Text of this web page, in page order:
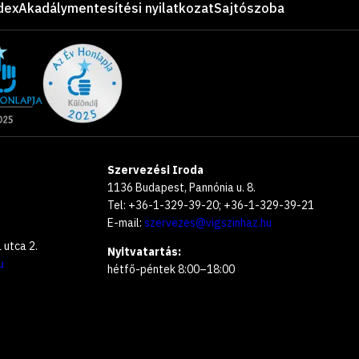
Akadálymentesítési nyilatkozatSajtószoba
utca 2.
Szervezési Iroda
1136 Budapest, Pannónia u. 8.
Tel: +36-1-329-39-20; +36-1-329-39-21
E-mail: szervezes@vigszinhaz.hu
Nyitvatartás:
hétfő-péntek 8:00–18:00